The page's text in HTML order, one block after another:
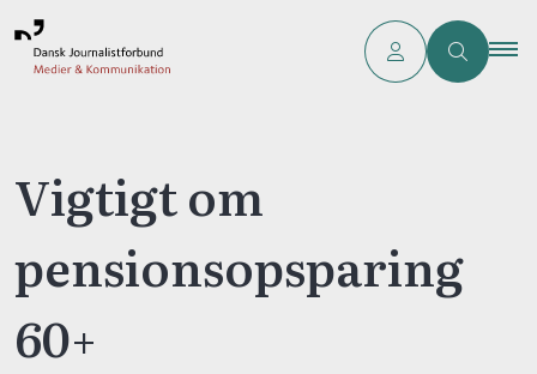
Vigtigt om
pensionsopsparing
60+